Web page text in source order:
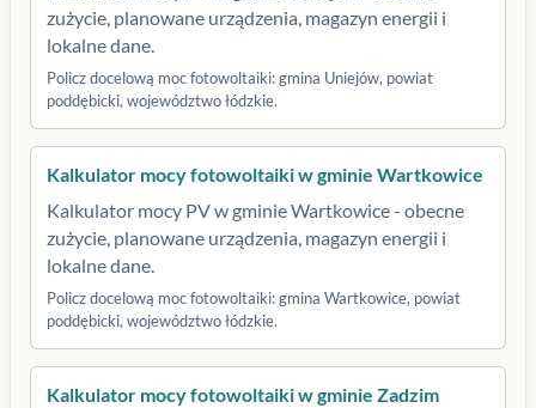
zużycie, planowane urządzenia, magazyn energii i
lokalne dane.
Policz docelową moc fotowoltaiki: gmina Uniejów, powiat
poddębicki, województwo łódzkie.
Kalkulator mocy fotowoltaiki w gminie Wartkowice
Kalkulator mocy PV w gminie Wartkowice - obecne
zużycie, planowane urządzenia, magazyn energii i
lokalne dane.
Policz docelową moc fotowoltaiki: gmina Wartkowice, powiat
poddębicki, województwo łódzkie.
Kalkulator mocy fotowoltaiki w gminie Zadzim